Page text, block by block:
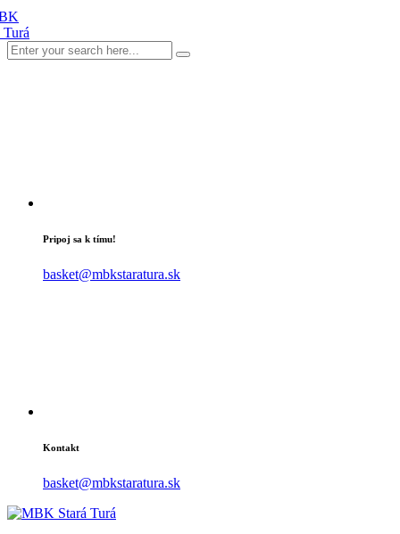
Pripoj sa k tímu!
basket@mbkstaratura.sk
Kontakt
basket@mbkstaratura.sk